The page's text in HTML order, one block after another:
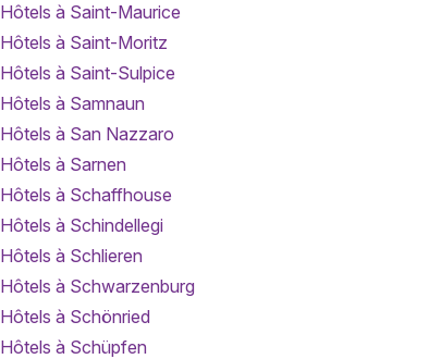
Hôtels à Saint-Maurice
Hôtels à Saint-Moritz
Hôtels à Saint-Sulpice
Hôtels à Samnaun
Hôtels à San Nazzaro
Hôtels à Sarnen
Hôtels à Schaffhouse
Hôtels à Schindellegi
Hôtels à Schlieren
Hôtels à Schwarzenburg
Hôtels à Schönried
Hôtels à Schüpfen